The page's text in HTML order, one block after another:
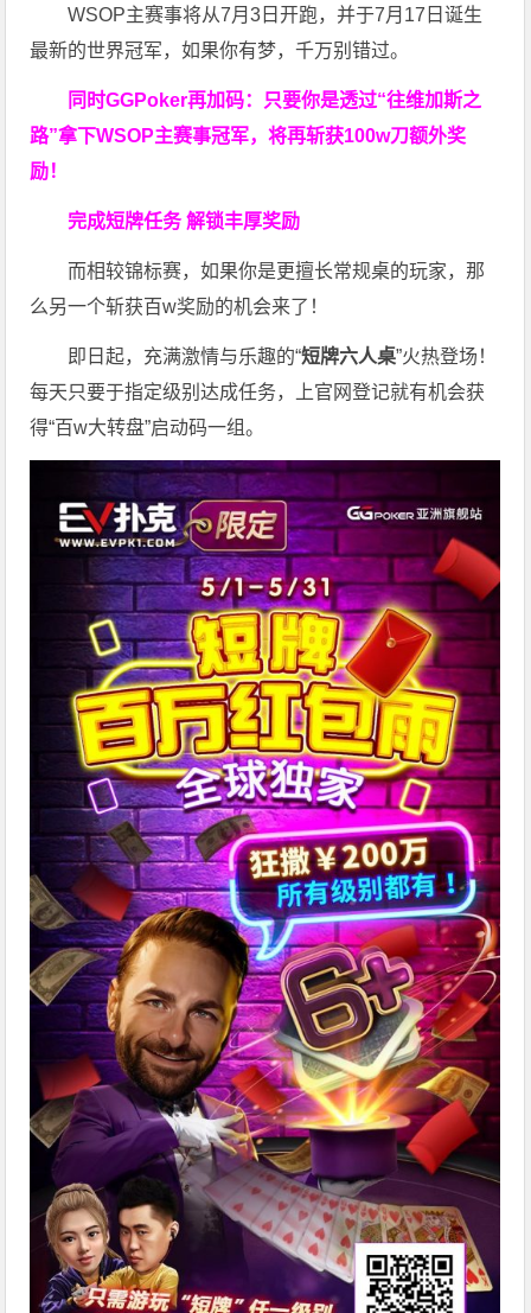
WSOP主赛事将从7月3日开跑，并于7月17日诞生
最新的世界冠军，如果你有梦，千万别错过。
同时GGPoker再加码：只要你是透过“往维加斯之
路”拿下WSOP主赛事冠军，将再斩获100w刀额外奖
励！
完成短牌任务 解锁丰厚奖励
而相较锦标赛，如果你是更擅长常规桌的玩家，那
么另一个斩获百w奖励的机会来了！
即日起，充满激情与乐趣的“短牌六人桌”火热登场！
每天只要于指定级别达成任务，上官网登记就有机会获
得“百w大转盘”启动码一组。